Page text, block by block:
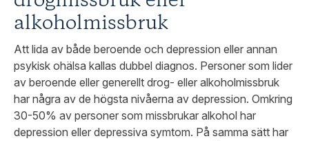
alkoholmissbruk
Att lida av både beroende och depression eller annan
psykisk ohälsa kallas dubbel diagnos. Personer som lider
av beroende eller generellt drog- eller alkoholmissbruk
har några av de högsta nivåerna av depression. Omkring
30-50% av personer som missbrukar alkohol har
depression eller depressiva symtom. På samma sätt har